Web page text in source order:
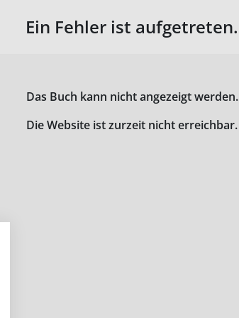
Ein Fehler ist aufgetreten.
Das Buch kann nicht angezeigt werden.
Die Website ist zurzeit nicht erreichbar.